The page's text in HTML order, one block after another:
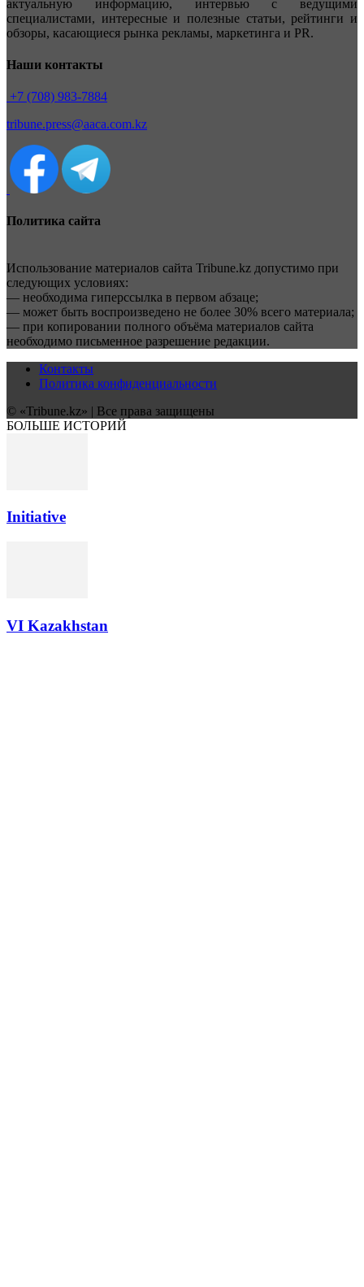
актуальную информацию, интервью с ведущими
специалистами, интересные и полезные статьи, рейтинги и
обзоры, касающиеся рынка рекламы, маркетинга и PR.
Наши контакты
+7 (708) 983-7884
tribune.press@aaca.com.kz
Политика сайта
Использование материалов сайта Tribune.kz допустимо при
следующих условиях:
— необходима гиперссылка в первом абзаце;
— может быть воспроизведено не более 30% всего материала;
— при копировании полного объёма материалов сайта
необходимо письменное разрешение редакции.
Контакты
Политика конфиденциальности
© «Tribune.kz» | Все права защищены
БОЛЬШЕ ИСТОРИЙ
Initiative
VI Kazakhstan